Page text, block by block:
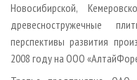
Новосибирской,
древесно­стружечные
перспективы развития
2008 году на ООО